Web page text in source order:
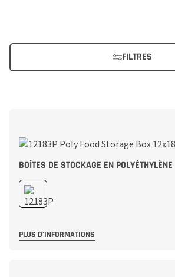
FILTRES
BOÎTES DE STOCKAGE EN POLYÉTHYLÈNE
PLUS D'INFORMATIONS